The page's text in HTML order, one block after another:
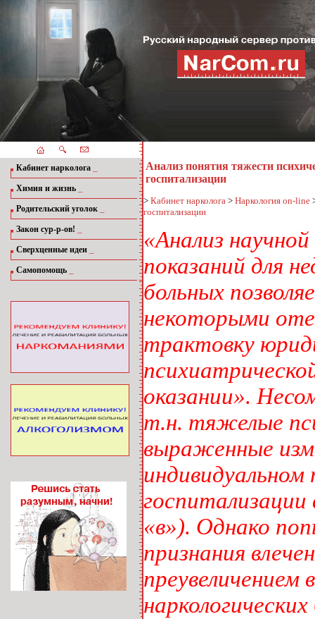
Кабинет нарколога
Химия и жизнь
Родительский уголок
Закон сур-р-ов!
Сверхценные идеи
Самопомощь
Анализ понятия тяжести
госпитализации
> Кабинет нарколога > Наркология on-line
госпитализации
«Анализ
показаний для
больных
некоторыми
трактовку
оказании».
т.н. тяжелые
выраженные
индивидуальном
госпитализации
«в»). Однако
признания